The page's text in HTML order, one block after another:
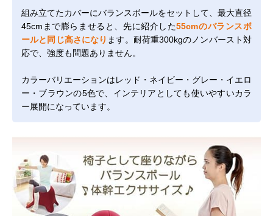
組み立てたカバーにバランスボールをセットして、最大直径
45cmまで膨らませると、先に紹介した55cmのバランスボ
ールと同じ高さになり ます。耐荷重300kgのノンバースト対
応で、強度も問題ありません。
カラーバリエーションはレッド・ネイビー・グレー・イエロ
ー・ブラウンの5色で、インテリアとしても使いやすいカラ
ー展開になっています。